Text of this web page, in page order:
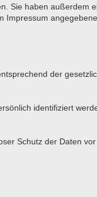
Sie haben außerdem
der
identifiziert
Schutz der Daten